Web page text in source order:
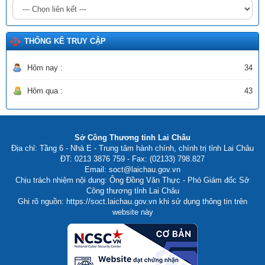
THỐNG KÊ TRUY CẬP
Hôm nay : 34
Hôm qua : 43
Sở Công Thương tỉnh Lai Châu
Địa chỉ: Tầng 6 - Nhà E - Trung tâm hành chính, chính trị tỉnh Lai Châu
ĐT: 0213 3876 759 - Fax: (02133) 798.827
Email: soct@laichau.gov.vn
Chịu trách nhiệm nội dung: Ông Đồng Văn Thực - Phó Giám đốc Sở
Công thương tỉnh Lai Châu
Ghi rõ nguồn: https://soct.laichau.gov.vn khi sử dụng thông tin trên
website này